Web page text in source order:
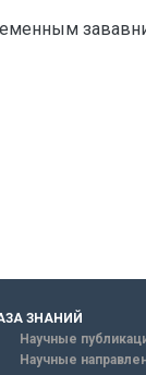
ЗНАНИЙ
Научные
Научные